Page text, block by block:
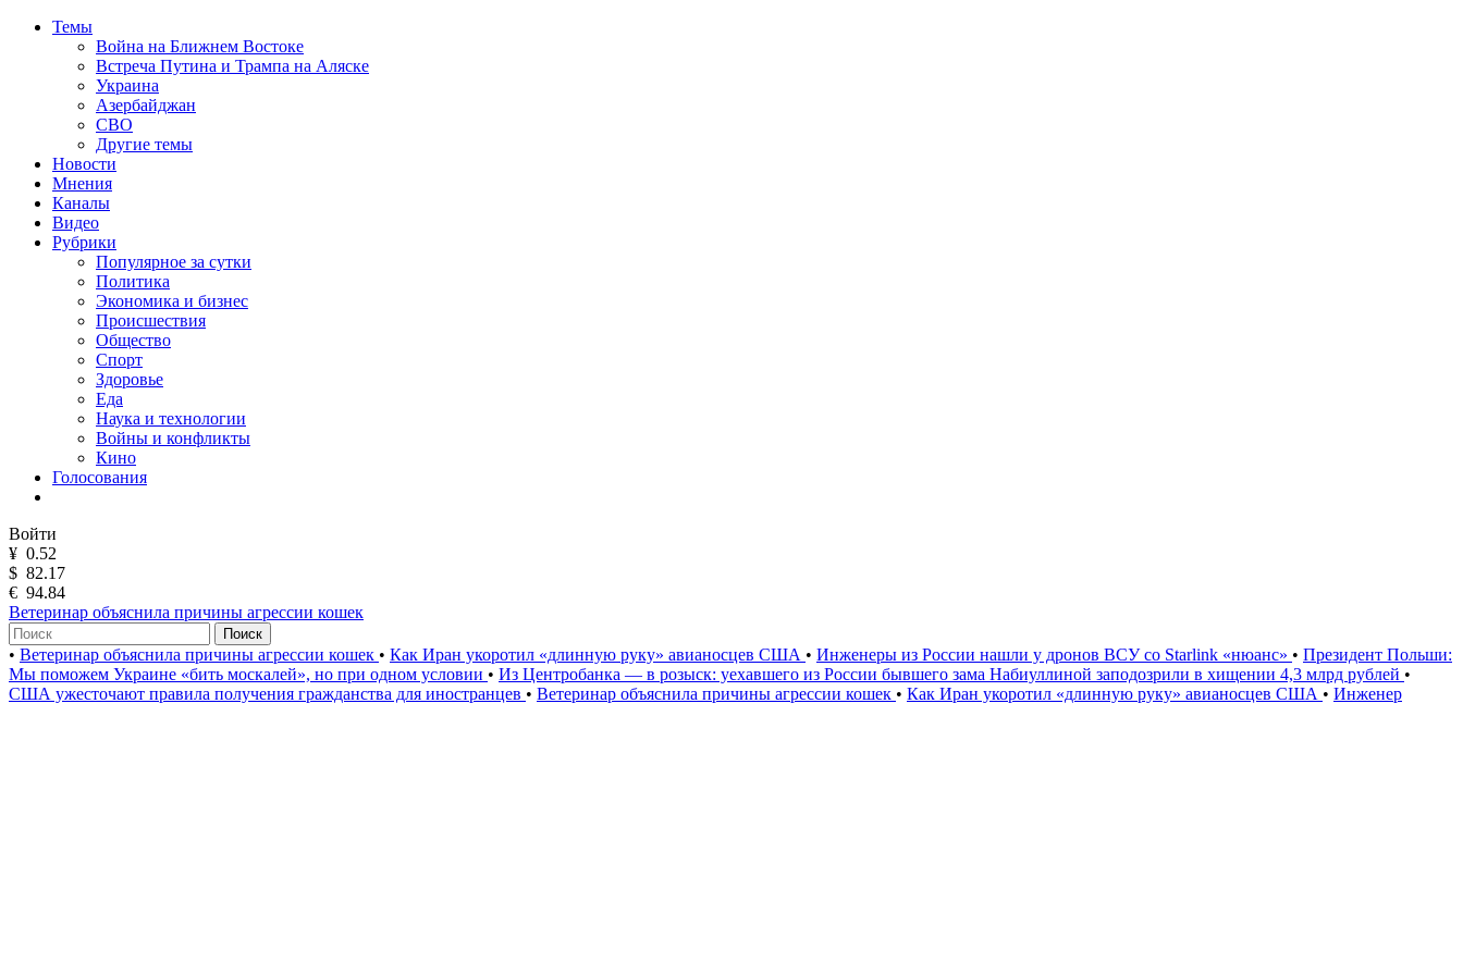
Темы
Война на Ближнем Востоке
Встреча Путина и Трампа на Аляске
Украина
Азербайджан
СВО
Другие темы
Новости
Мнения
Каналы
Видео
Рубрики
Популярное за сутки
Политика
Экономика и бизнес
Происшествия
Общество
Спорт
Здоровье
Еда
Наука и технологии
Войны и конфликты
Кино
Голосования
Войти
¥ 0.52
$ 82.17
€ 94.84
Ветеринар объяснила причины агрессии кошек
Поиск
• Ветеринар объяснила причины агрессии кошек • Как Иран укоротил «длинную руку» авианосцев США • Инженеры из России нашли у дронов ВСУ со Starlink «нюанс» • Президент Польши:
Мы поможем Украине «бить москалей», но при одном условии • Из Центробанка — в розыск: уехавшего из России бывшего зама Набиуллиной заподозрили в хищении 4,3 млрд рублей •
США ужесточают правила получения гражданства для иностранцев • Ветеринар объяснила причины агрессии кошек • Как Иран укоротил «длинную руку» авианосцев США • Инженер